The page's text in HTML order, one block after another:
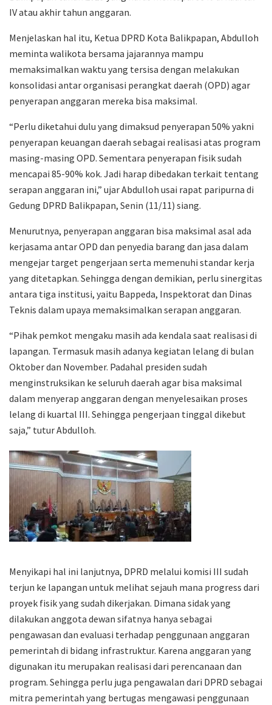
IV atau akhir tahun anggaran.
Menjelaskan hal itu, Ketua DPRD Kota Balikpapan, Abdulloh
meminta walikota bersama jajarannya mampu
memaksimalkan waktu yang tersisa dengan melakukan
konsolidasi antar organisasi perangkat daerah (OPD) agar
penyerapan anggaran mereka bisa maksimal.
“Perlu diketahui dulu yang dimaksud penyerapan 50% yakni
penyerapan keuangan daerah sebagai realisasi atas program
masing-masing OPD. Sementara penyerapan fisik sudah
mencapai 85-90% kok. Jadi harap dibedakan terkait tentang
serapan anggaran ini,” ujar Abdulloh usai rapat paripurna di
Gedung DPRD Balikpapan, Senin (11/11) siang.
Menurutnya, penyerapan anggaran bisa maksimal asal ada
kerjasama antar OPD dan penyedia barang dan jasa dalam
mengejar target pengerjaan serta memenuhi standar kerja
yang ditetapkan. Sehingga dengan demikian, perlu sinergitas
antara tiga institusi, yaitu Bappeda, Inspektorat dan Dinas
Teknis dalam upaya memaksimalkan serapan anggaran.
“Pihak pemkot mengaku masih ada kendala saat realisasi di
lapangan. Termasuk masih adanya kegiatan lelang di bulan
Oktober dan November. Padahal presiden sudah
menginstruksikan ke seluruh daerah agar bisa maksimal
dalam menyerap anggaran dengan menyelesaikan proses
lelang di kuartal III. Sehingga pengerjaan tinggal dikebut
saja,” tutur Abdulloh.
Menyikapi hal ini lanjutnya, DPRD melalui komisi III sudah
terjun ke lapangan untuk melihat sejauh mana progress dari
proyek fisik yang sudah dikerjakan. Dimana sidak yang
dilakukan anggota dewan sifatnya hanya sebagai
pengawasan dan evaluasi terhadap penggunaan anggaran
pemerintah di bidang infrastruktur. Karena anggaran yang
digunakan itu merupakan realisasi dari perencanaan dan
program. Sehingga perlu juga pengawalan dari DPRD sebagai
mitra pemerintah yang bertugas mengawasi penggunaan